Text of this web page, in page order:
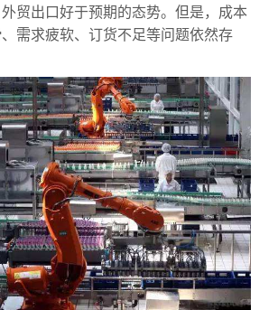
贸出口好于预期的态势。但是，成本
需求疲软、订货不足等问题依然存